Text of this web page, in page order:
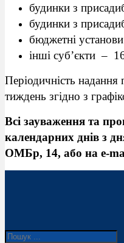
будинки з
будинки з
бюджетні
інші суб’єкти –
Періодичність надання
тиждень згідно з
Всі зауваження та
календарних днів з
ОМБр, 14, або на e-